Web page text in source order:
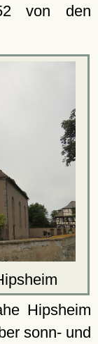
von den
Hipsheim
sonn- und